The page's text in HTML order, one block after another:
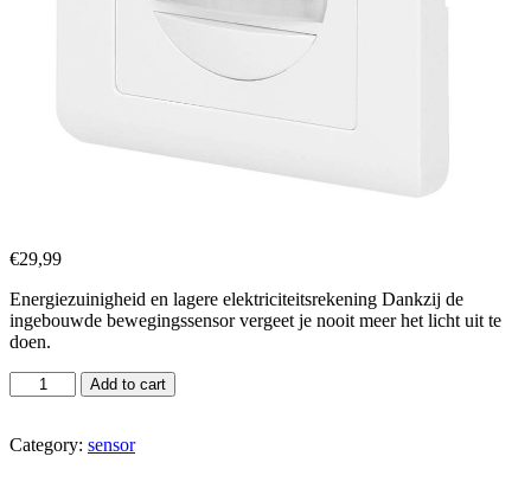
€29,99
Energiezuinigheid en lagere elektriciteitsrekening Dankzij de
ingebouwde bewegingssensor vergeet je nooit meer het licht uit te
doen.
Add to cart
Category: sensor